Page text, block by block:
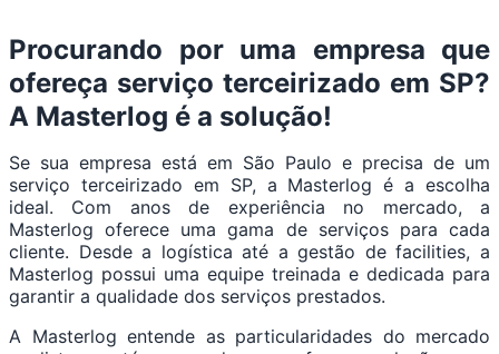
Procurando por uma empresa que
ofereça serviço terceirizado em SP?
A Masterlog é a solução!
Se sua empresa está em São Paulo e precisa de um
serviço terceirizado em SP, a Masterlog é a escolha
ideal. Com anos de experiência no mercado, a
Masterlog oferece uma gama de serviços para cada
cliente. Desde a logística até a gestão de facilities, a
Masterlog possui uma equipe treinada e dedicada para
garantir a qualidade dos serviços prestados.
A Masterlog entende as particularidades do mercado